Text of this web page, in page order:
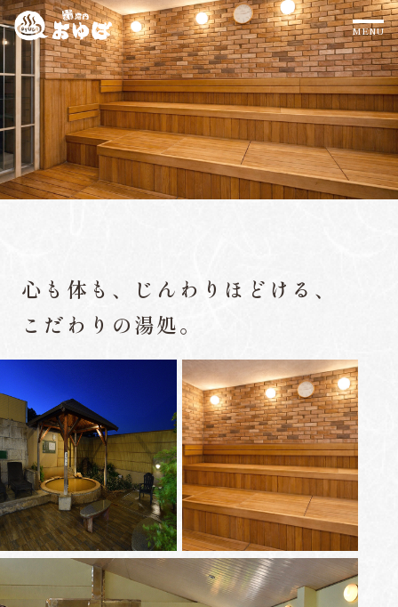
心地よい山風と緑に包まれる、
癒やしの天然温泉
心も体も、じんわりほどける、
こだわりの湯処。